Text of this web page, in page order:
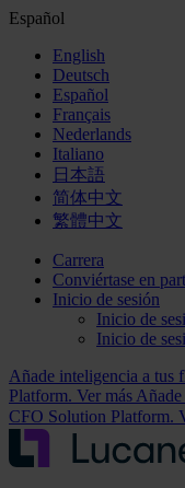
Español
English
Deutsch
Español
Français
Nederlands
Italiano
日本語
简体中文
繁體中文
Carrera
Conviértase en
Inicio de sesión
Inicio de
Inicio de
Añade inteligencia a tus
Platform. Ver más
CFO Solution Platform.